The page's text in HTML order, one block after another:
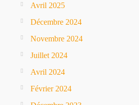
Avril 2025
Décembre 2024
Novembre 2024
Juillet 2024
Avril 2024
Février 2024